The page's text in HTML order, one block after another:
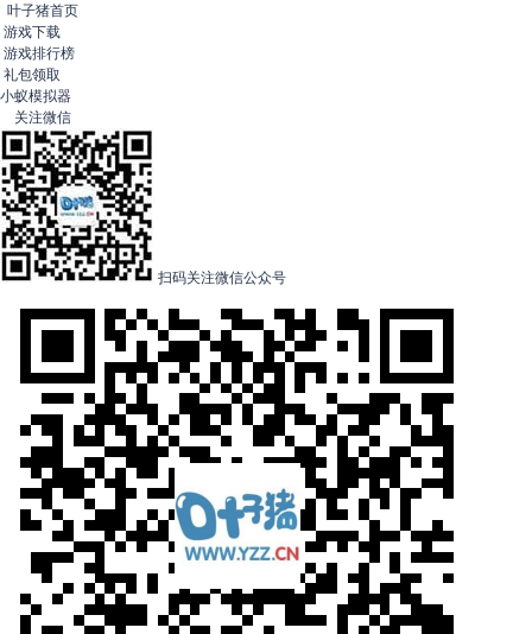
叶子猪首页
游戏下载
游戏排行榜
礼包领取
小蚁模拟器
关注微信
扫码关注微信公众号